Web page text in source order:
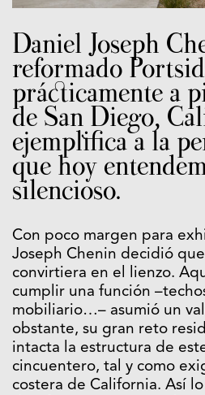
Daniel Joseph
reformado
prácticamente a
de San Diego,
ejemplifica a la
que hoy
silencioso.
Con poco margen para
Joseph Chenin decidió
convirtiera en el lienzo.
cumplir una función
mobiliario…– asumió un
obstante, su gran reto
intacta la estructura de
cincuentero, tal y como
costera de California. Así